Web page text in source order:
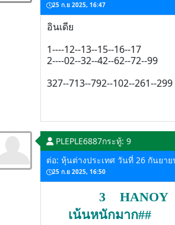
25 ก.ย 2025, 16:47
อินเดีย
1----12--13--15--16--17
2----02--32--42--62--72--99
327--713--792--102--261--299
PLEPLE6887กระทู้: 9
ต่อ: หุ้นต่างประเทศ วันที่ 26 กันยา
25 ก.ย 2025, 16:50
3 HANOY
เน้นหนักมาก##